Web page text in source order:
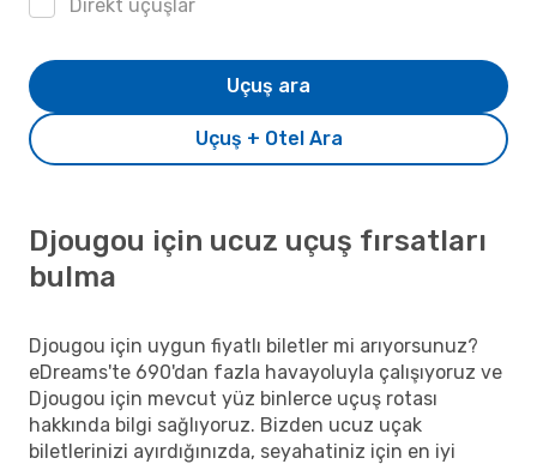
Direkt uçuşlar
Uçuş + Otel Ara
Uçuş ara
Djougou için ucuz uçuş fırsatları
bulma
Djougou için uygun fiyatlı biletler mi arıyorsunuz?
eDreams'te 690'dan fazla havayoluyla çalışıyoruz ve
Djougou için mevcut yüz binlerce uçuş rotası
hakkında bilgi sağlıyoruz. Bizden ucuz uçak
biletlerinizi ayırdığınızda, seyahatiniz için en iyi